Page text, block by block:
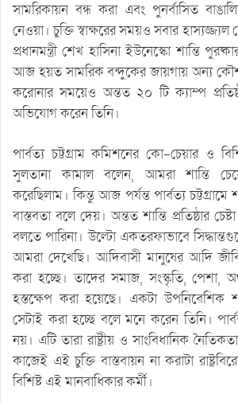
সামরিকায়ন বন্ধ করা এবং পুনর্বাসিত
নেওয়া। চুক্তি স্বাক্ষরের সময়ও সবার হাস্যজ্জ্যল
প্রধানমন্ত্রী শেখ হাসিনা ইউনেস্কো শান্তি
আজ হয়ত সামরিক বন্দুকের জায়গায় অন্য
করোনার সময়েও অন্তত ২০ টি ক্যাম্প
অভিযোগ করেন তিনি।
পার্বত্য চট্টগ্রাম কমিশনের কো-চেয়ার ও
সুলতানা কামাল বলেন, আমরা শান্তি
করেছিলাম। কিন্তু আজ পর্যন্ত পার্বত্য চট্টগ্রামে
বাস্তবতা বলে দেয়। অন্তত শান্তি প্রতিষ্ঠার
বলতে পারিনা। উল্টো একতরফাভাবে
আমরা দেখেছি। আদিবাসী মানুষের আদি
করা হচ্ছে। তাদের সমাজ, সংস্কৃতি, পেশা,
হস্তক্ষেপ করা হয়েছে। একটা উপনিবেশিক
সেটাই করা হচ্ছে বলে মনে করেন তিনি।
নয়। এটি তারা রাষ্ট্রীয় ও সাংবিধানিক
কাজেই এই চুক্তি বাস্তবায়ন না করাটা
বিশিষ্ট এই মানবাধিকার কর্মী।